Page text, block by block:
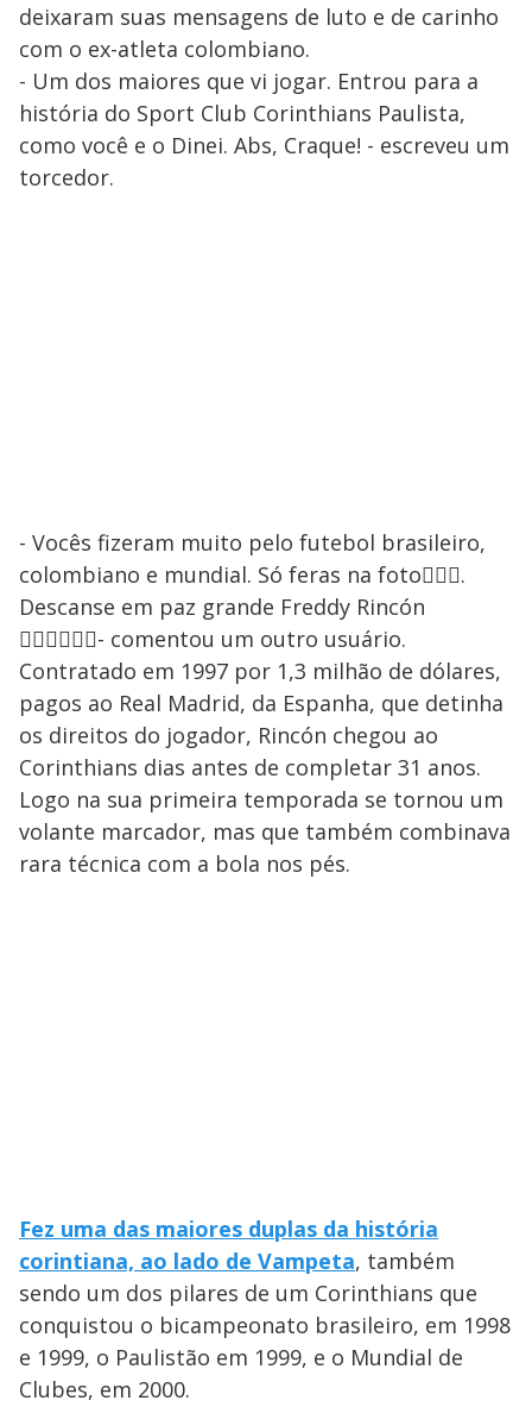
deixaram suas mensagens de luto e de carinho
com o ex-atleta colombiano.
- Um dos maiores que vi jogar. Entrou para a
história do Sport Club Corinthians Paulista,
como você e o Dinei. Abs, Craque! - escreveu um
torcedor.
- Vocês fizeram muito pelo futebol brasileiro,
colombiano e mundial. Só feras na foto.
Descanse em paz grande Freddy Rincón
- comentou um outro usuário.
Contratado em 1997 por 1,3 milhão de dólares,
pagos ao Real Madrid, da Espanha, que detinha
os direitos do jogador, Rincón chegou ao
Corinthians dias antes de completar 31 anos.
Logo na sua primeira temporada se tornou um
volante marcador, mas que também combinava
rara técnica com a bola nos pés.
Fez uma das maiores duplas da história
corintiana, ao lado de Vampeta, também
sendo um dos pilares de um Corinthians que
conquistou o bicampeonato brasileiro, em 1998
e 1999, o Paulistão em 1999, e o Mundial de
Clubes, em 2000.